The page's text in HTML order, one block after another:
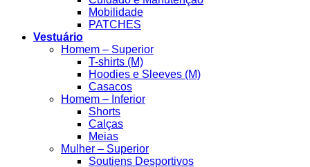
Mobilidade
PATCHES
Vestuário
Homem – Superior
T-shirts (M)
Hoodies e Sleeves (M)
Casacos
Homem – Inferior
Shorts
Calças
Meias
Mulher – Superior
Soutiens Desportivos